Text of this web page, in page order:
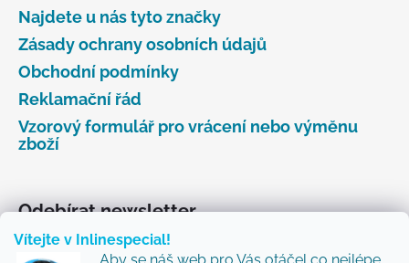
Vítejte v Inlinespecial!
Najdete u nás tyto značky
Zásady ochrany osobních údajů
Obchodní podmínky
Reklamační řád
Vzorový formulář pro vrácení nebo výměnu
zboží
Odebírat newsletter
Vložte svůj e-mail a my vám budeme zasílat informace